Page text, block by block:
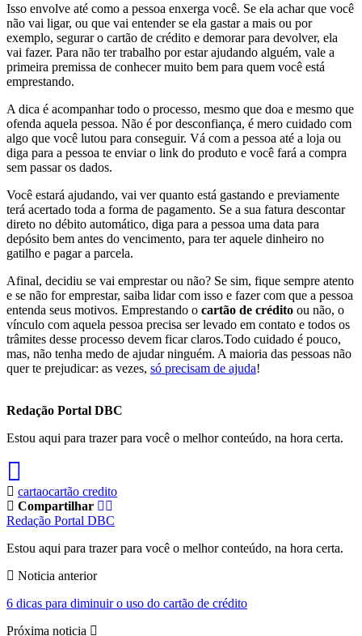
Isso envolve até como a pessoa enxerga você. Se ela achar que você
não vai ligar, ou que vai entender se ela gastar a mais ou por
exemplo, segurar o cartão de crédito e demorar para devolver, ela
vai fazer. Para não ter trabalho por estar ajudando alguém, vale a
primeira premissa de conhecer muito bem para quem você está
emprestando.
A dica é acompanhar todo o processo, mesmo que doa e mesmo que
ofenda aquela pessoa. Não é por desconfiança, é mero cuidado com
algo que você lutou para conseguir. Vá com a pessoa até a loja ou
diga para a pessoa te enviar o link do produto e você fará a compra
sem passar os dados.
Você estará ajudando, vai ver quanto está gastando e previamente
terá acertado toda a forma de pagamento. Se a sua fatura descontar
direto no débito automático, diga para a pessoa uma data para
depósito bem antes do vencimento, para ter aquele dinheiro no
gatilho e pagar a parcela.
Afinal, decidiu se vai emprestar ou não? Se sim, fique sempre atento
e se não for emprestar, saiba lidar com isso e fazer com que a pessoa
entenda seus motivos. Emprestando o cartão de crédito ou não, o
vínculo com aquela pessoa precisa ser levado em contato e todos os
trâmites desse processo devem ficar claros.Todo cuidado é pouco,
mas, não tenha medo de ajudar ninguém. A maioria das pessoas não
quer te prejudicar: as vezes, só precisam de ajuda!
Redação Portal DBC
Estou aqui para trazer para você o melhor conteúdo, na hora certa.
cartaocartão credito
Compartilhar
Redação Portal DBC
Estou aqui para trazer para você o melhor conteúdo, na hora certa.
Noticia anterior
6 dicas para diminuir o uso do cartão de crédito
Próxima noticia